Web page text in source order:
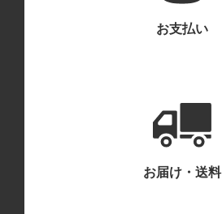
お支払い
お届け・送料